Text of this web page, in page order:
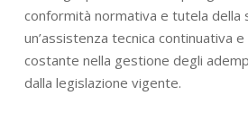
conformità normativa e tutela della
un’assistenza tecnica continuativa
costante nella gestione degli
dalla legislazione vigente.